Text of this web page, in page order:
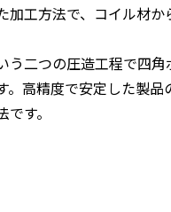
加工方法で、コイル材か
う二つの圧造工程で四角
。高精度で安定した製品
す。